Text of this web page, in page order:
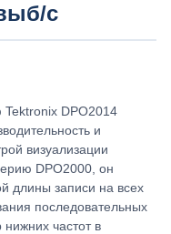
с
DPO2014
и
визуализации
DPO2000, он
длины записи на всех
последовательных
частот в